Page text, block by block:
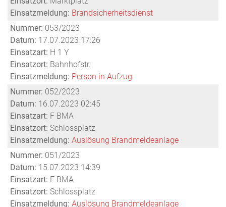
Einsatzmeldung: Brandsicherheitsdienst
Nummer: 053/2023
Datum: 17.07.2023 17:26
Einsatzart: H 1 Y
Einsatzort: Bahnhofstr.
Einsatzmeldung: Person in Aufzug
Nummer: 052/2023
Datum: 16.07.2023 02:45
Einsatzart: F BMA
Einsatzort: Schlossplatz
Einsatzmeldung: Auslösung Brandmeldeanlage
Nummer: 051/2023
Datum: 15.07.2023 14:39
Einsatzart: F BMA
Einsatzort: Schlossplatz
Einsatzmeldung: Auslösung Brandmeldeanlage